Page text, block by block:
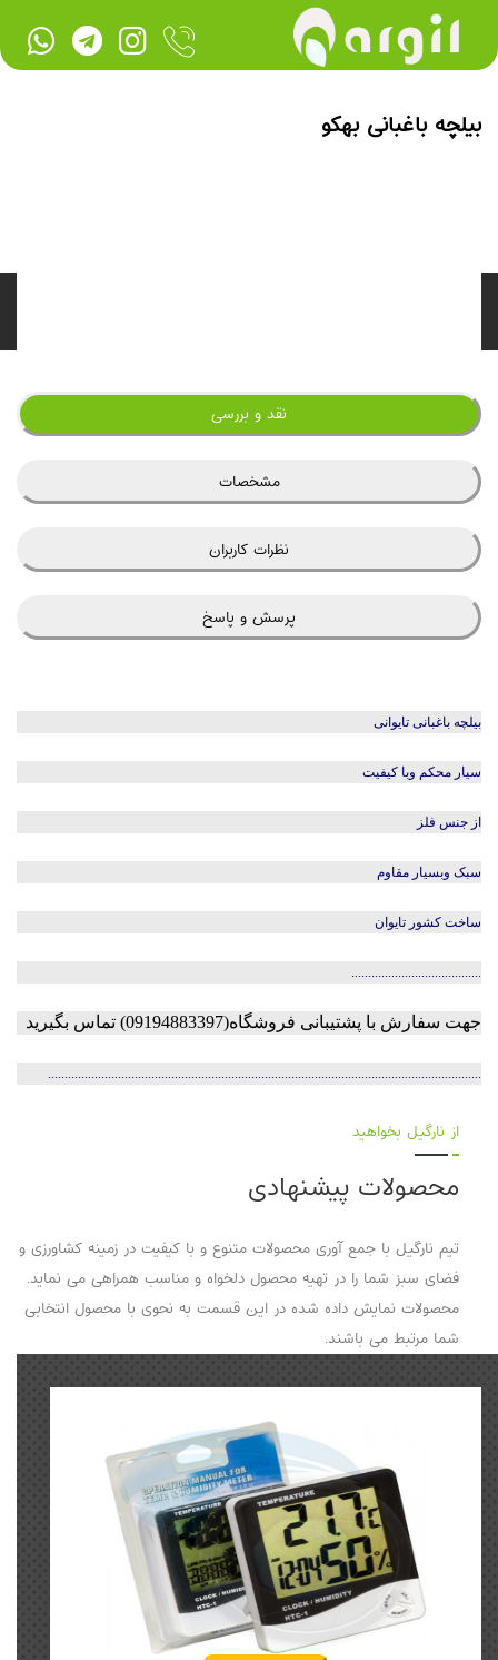
بیلچه باغبانی بهکو
نقد و بررسی
مشخصات
نظرات کاربران
پرسش و پاسخ
بیلچه باغبانی تایوانی
سیار محکم وبا کیفیت
از جنس فلز
سبک وبسیار مقاوم
ساخت کشور تایوان
.......................................
جهت سفارش با پشتیبانی فروشگاه(09194883397) تماس بگیرید
..................................................................................................................................
از نارگیل بخواهید
محصولات پیشنهادی
تیم نارگیل با جمع آوری محصولات متنوع و با کیفیت در زمینه کشاورزی و
فضای سبز شما را در تهیه محصول دلخواه و مناسب همراهی می نماید.
محصولات نمایش داده شده در این قسمت به نحوی با محصول انتخابی
شما مرتبط می باشند.